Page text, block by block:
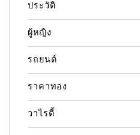
ประวัติ
ผู้หญิง
รถยนต์
ราคาทอง
วาไรตี้